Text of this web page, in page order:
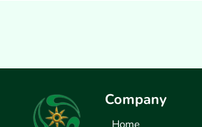
Company
Home